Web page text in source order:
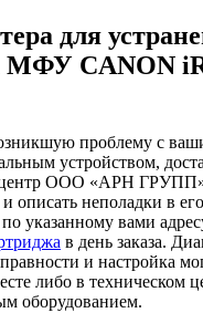
для
МФУ CANON
проблему с
устройством,
ООО «АРН ГРУПП»,
и описать неполадки в
указанному вами
в день заказа.
и настройка
либо в техническом
оборудованием.